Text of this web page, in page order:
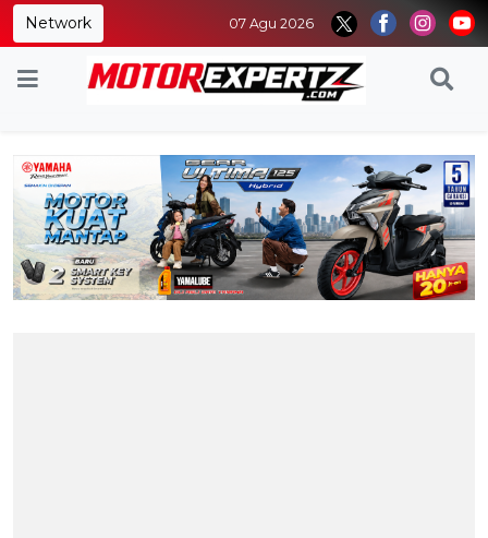
Network 07 Agu 2026